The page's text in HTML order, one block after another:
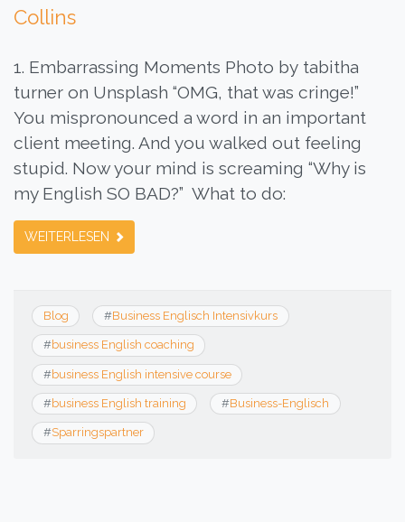
Collins
1. Embarrassing Moments Photo by tabitha
turner on Unsplash “OMG, that was cringe!”
You mispronounced a word in an important
client meeting. And you walked out feeling
stupid. Now your mind is screaming “Why is
my English SO BAD?” What to do:
WEITERLESEN
Blog #Business Englisch Intensivkurs
#business English coaching
#business English intensive course
#business English training #Business-Englisch
#Sparringspartner